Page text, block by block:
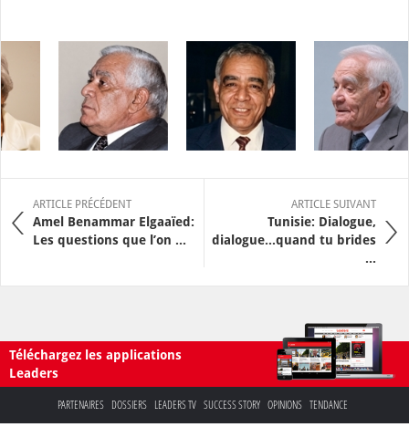
ARTICLE PRÉCÉDENT
Amel Benammar Elgaaïed:
Les questions que l’on ...
ARTICLE SUIVANT
Tunisie: Dialogue,
dialogue…quand tu brides
...
Téléchargez les applications
Leaders
PARTENAIRES DOSSIERS LEADERS TV SUCCESS STORY OPINIONS TENDANCE